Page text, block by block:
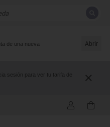
de una nueva
Abrir
sesión para ver tu tarifa de
de la búsqueda